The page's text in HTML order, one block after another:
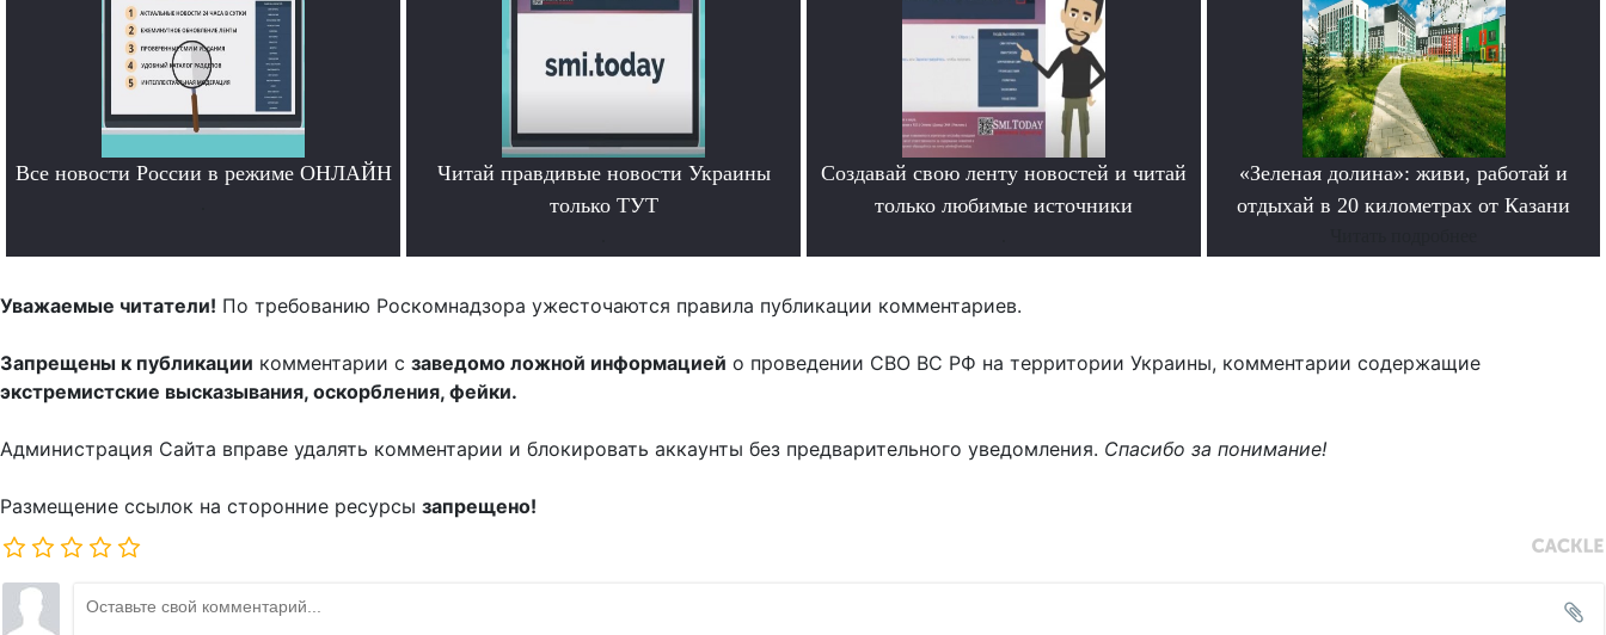
Все новости России в режиме ОНЛАЙН
Читай правдивые новости Украины
только ТУТ
Создавай свою ленту новостей и читай
только любимые источники
«Зеленая долина»: живи, работай и
отдыхай в 20 километрах от Казани
Уважаемые читатели! По требованию Роскомнадзора ужесточаются правила публикации комментариев.
Запрещены к публикации комментарии с заведомо ложной информацией о проведении СВО ВС РФ на территории Украины, комментарии содержащие
экстремистские высказывания, оскорбления, фейки.
Администрация Сайта вправе удалять комментарии и блокировать аккаунты без предварительного уведомления. Спасибо за понимание!
Размещение ссылок на сторонние ресурсы запрещено!